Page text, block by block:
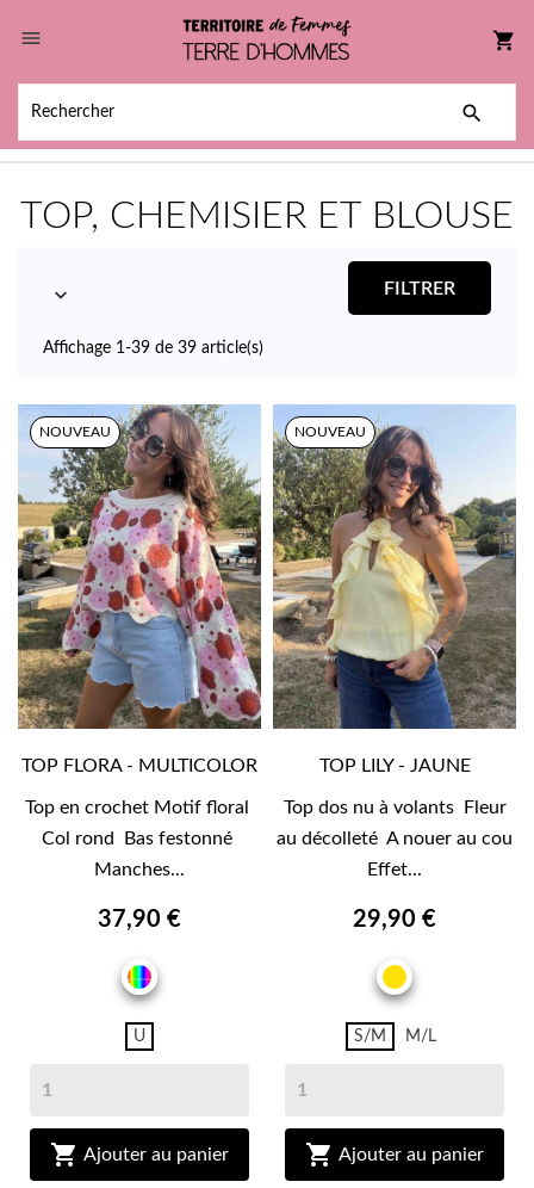
 shopping_cart

TOP, CHEMISIER ET BLOUSE
 FILTRER
Affichage 1-39 de 39 article(s)
NOUVEAU
TOP FLORA - MULTICOLOR
Top en crochet Motif floral
Col rond Bas festonné
Manches...
37,90 €
MULTICOLOR
U
 Ajouter au panier
NOUVEAU
TOP LILY - JAUNE
Top dos nu à volants Fleur
au décolleté A nouer au cou
Effet...
29,90 €
JAUNE
S/M M/L
 Ajouter au panier